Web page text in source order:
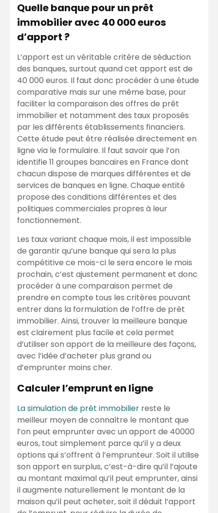
Quelle banque pour un prêt
immobilier avec 40 000 euros
d’apport ?
L’apport est un véritable critère de séduction
des banques, surtout quand cet apport est de
40 000 euros. Il faut donc procéder à une étude
comparative mais sur une même base, pour
faciliter la comparaison des offres de prêt
immobilier et notamment des taux proposés
par les différents établissements financiers.
Cette étude peut être réalisée directement en
ligne via le formulaire. Il faut savoir que l’on
identifie 11 groupes bancaires en France dont
chacun dispose de marques différentes et de
services de banques en ligne. Chaque entité
propose des conditions différentes et des
politiques commerciales propres à leur
fonctionnement.
Les taux variant chaque mois, il est impossible
de garantir qu’une banque qui sera la plus
compétitive ce mois-ci le sera encore le mois
prochain, c’est ajustement permanent et donc
procéder à une comparaison permet de
prendre en compte tous les critères pouvant
entrer dans la formulation de l’offre de prêt
immobilier. Ainsi, trouver la meilleure banque
est clairement plus facile et cela permet
d’utiliser son apport de la meilleure des façons,
avec l’idée d’acheter plus grand ou
d’emprunter moins cher.
Calculer l’emprunt en ligne
La simulation de prêt immobilier reste le
meilleur moyen de connaître le montant que
l’on peut emprunter avec un apport de 40000
euros, tout simplement parce qu’il y a deux
options qui s’offrent à l’emprunteur. Soit il utilise
son apport en surplus, c’est-à-dire qu’il l’ajoute
au montant maximal qu’il peut emprunter, ainsi
il augmente naturellement le montant de la
maison qu’il peut acheter, soit il déduit l’apport